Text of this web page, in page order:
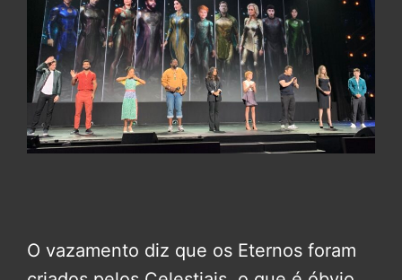
O vazamento diz que os Eternos foram